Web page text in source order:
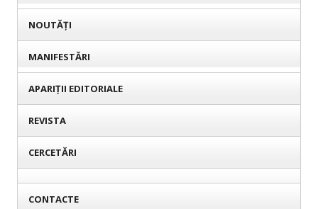
NOUTĂȚI
MANIFESTĂRI
APARIȚII EDITORIALE
REVISTA
CERCETĂRI
CONTACTE